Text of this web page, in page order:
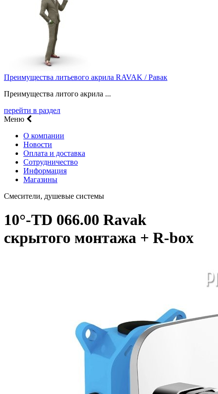
Преимущества литьевого акрила RAVAK / Равак
Преимущества литого акрила ...
перейти в раздел
Меню
О компании
Новости
Оплата и доставка
Сотрудничество
Информация
Магазины
Смесители, душевые системы
10°-TD 066.00 Ravak
скрытого монтажа + R-box